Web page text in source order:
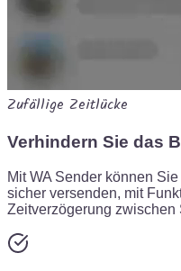
Zufällige Zeitlücke
Verhindern Sie das
Mit WA Sender können
sicher versenden, mit
Zeitverzögerung zwischen